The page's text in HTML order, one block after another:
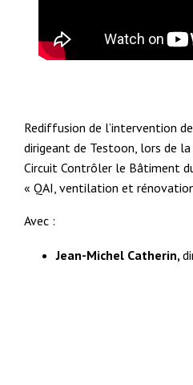
Rediffusion de l’intervention
dirigeant de Testoon, lors de
Circuit Contrôler le Bâtiment
« QAI, ventilation et
Avec :
Jean-Michel Catherin,